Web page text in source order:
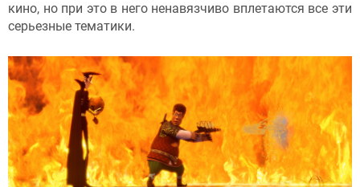
кино, но при это в него ненавязчиво вплетаются все эти
серьезные тематики.